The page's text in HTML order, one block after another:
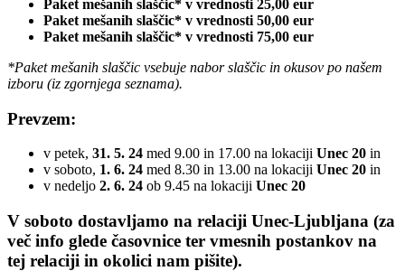
Paket mešanih slaščic* v vrednosti 25,00 eur
Paket mešanih slaščic* v vrednosti 50,00 eur
Paket mešanih slaščic* v vrednosti 75,00 eur
*Paket mešanih slaščic vsebuje nabor slaščic in okusov po našem
izboru (iz zgornjega seznama).
Prevzem:
v petek, 31. 5. 24 med 9.00 in 17.00 na lokaciji Unec 20 in
v soboto, 1. 6. 24 med 8.30 in 13.00 na lokaciji Unec 20 in
v nedeljo 2. 6. 24 ob 9.45 na lokaciji Unec 20
V soboto dostavljamo na relaciji Unec-Ljubljana (za
več info glede časovnice ter vmesnih postankov na
tej relaciji in okolici nam pišite).